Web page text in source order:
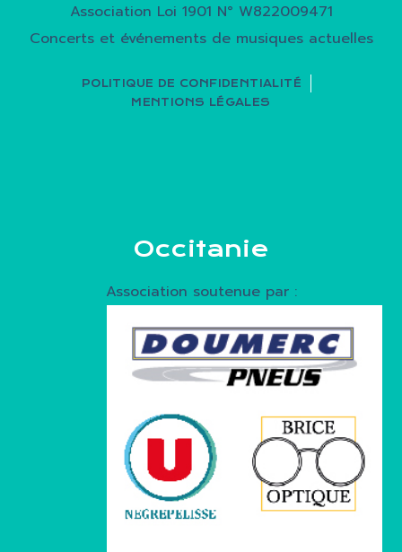
Association Loi 1901 N° W822009471
Concerts et événements de musiques actuelles
POLITIQUE DE CONFIDENTIALITÉ
MENTIONS LÉGALES
Occitanie
Association soutenue par :